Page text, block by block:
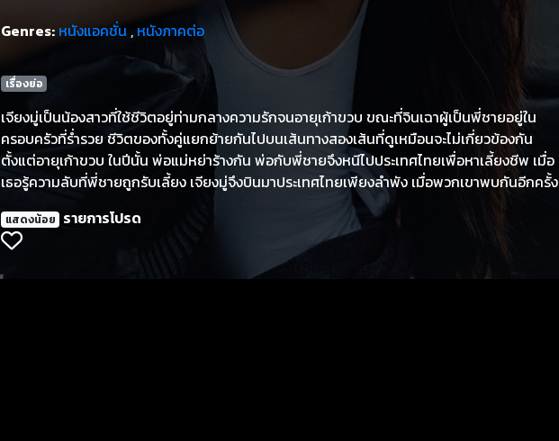
Genres: หนังแอคชั่น , หนังภาคต่อ
เรื่องย่อ
เจียงมู่เป็นน้องสาวที่ใช้ชีวิตอยู่ท่ามกลางความรักจนอายุเก้าขวบ ขณะที่จินเฉาผู้เป็นพี่ชายอยู่ใน
ครอบครัวที่ร่ำรวย ชีวิตของทั้งคู่แยกย้ายกันไปบนเส้นทางสองเส้นที่ดูเหมือนจะไม่เกี่ยวข้องกัน
ตั้งแต่อายุเก้าขวบ ในปีนั้น พ่อแม่หย่าร้างกัน พ่อกับพี่ชายจึงหนีไปประเทศไทยเพื่อหาเลี้ยงชีพ เมื่อ
เธอรู้ความลับที่พี่ชายถูกรับเลี้ยง เจียงมู่จึงบินมาประเทศไทยเพียงลำพัง เมื่อพวกเขาพบกันอีกครั้ง
ชายหนุ่มที่เคยเปล่งประกายในวัยเยาว์ได้เลือนหายไป กลายเป็นชายหนุ่มผู้เปี่ยมไปด้วยไหวพริบ เขา
เป็นนักมวย นักแข่งรถ และต้องเผชิญกับโลกที่เต็มไปด้วยอันตราย เจียงมู่ไม่ย่อท้อ เธอจึงบุกเบิก
เส้นทางยุทธศาสตร์ ค่อย ๆ แทรกซึมเข้าไปในชีวิตของครอบครัวพ่อและจินเฉา พรสวรรค์ของเธอ
ช่วยเสริมสร้างการศึกษาและชีวิตของเธอในประเทศไทย ความอบอุ่นและความอ่อนโยนของเธอส่อง
แสดงน้อย รายการโปรด